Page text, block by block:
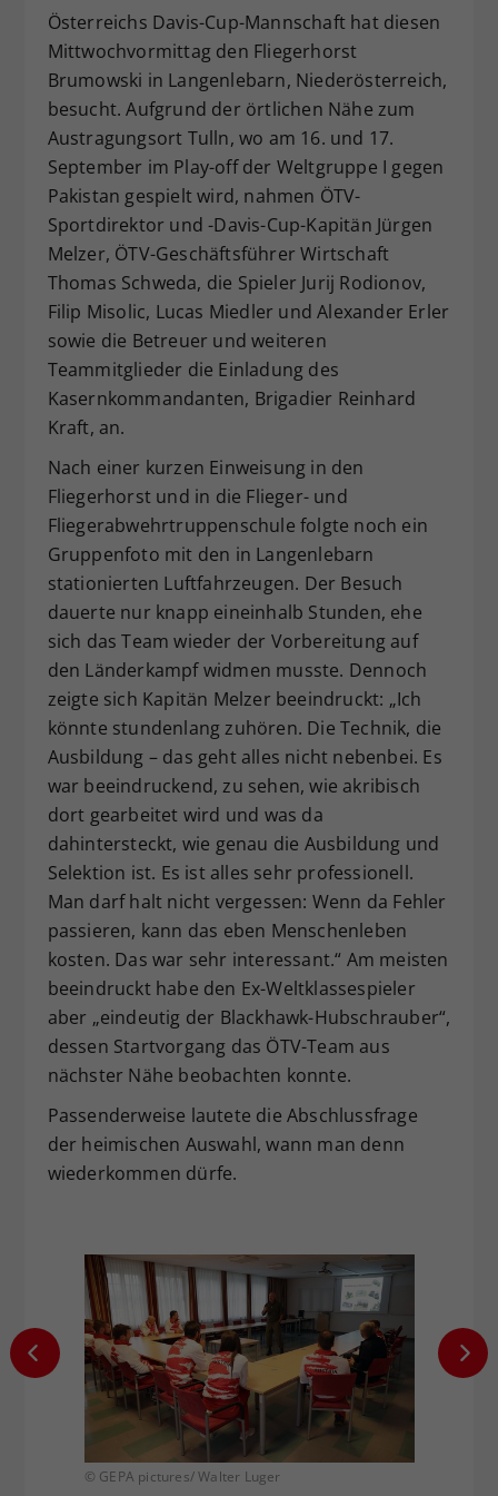
Österreichs Davis-Cup-Mannschaft hat diesen
Mittwochvormittag den Fliegerhorst
Brumowski in Langenlebarn, Niederösterreich,
besucht. Aufgrund der örtlichen Nähe zum
Austragungsort Tulln, wo am 16. und 17.
September im Play-off der Weltgruppe I gegen
Pakistan gespielt wird, nahmen ÖTV-
Sportdirektor und -Davis-Cup-Kapitän Jürgen
Melzer, ÖTV-Geschäftsführer Wirtschaft
Thomas Schweda, die Spieler Jurij Rodionov,
Filip Misolic, Lucas Miedler und Alexander Erler
sowie die Betreuer und weiteren
Teammitglieder die Einladung des
Kasernkommandanten, Brigadier Reinhard
Kraft, an.
Nach einer kurzen Einweisung in den
Fliegerhorst und in die Flieger- und
Fliegerabwehrtruppenschule folgte noch ein
Gruppenfoto mit den in Langenlebarn
stationierten Luftfahrzeugen. Der Besuch
dauerte nur knapp eineinhalb Stunden, ehe
sich das Team wieder der Vorbereitung auf
den Länderkampf widmen musste. Dennoch
zeigte sich Kapitän Melzer beeindruckt: „Ich
könnte stundenlang zuhören. Die Technik, die
Ausbildung – das geht alles nicht nebenbei. Es
war beeindruckend, zu sehen, wie akribisch
dort gearbeitet wird und was da
dahintersteckt, wie genau die Ausbildung und
Selektion ist. Es ist alles sehr professionell.
Man darf halt nicht vergessen: Wenn da Fehler
passieren, kann das eben Menschenleben
kosten. Das war sehr interessant.“ Am meisten
beeindruckt habe den Ex-Weltklassespieler
aber „eindeutig der Blackhawk-Hubschrauber“,
dessen Startvorgang das ÖTV-Team aus
nächster Nähe beobachten konnte.
Passenderweise lautete die Abschlussfrage
der heimischen Auswahl, wann man denn
wiederkommen dürfe.
© GEPA pictures/ Walter Luger
Zweck
Dieser Wert speichert Ihre Consent-
Einstellungen. Unter anderem eine
zufällig generierte ID, für die
historische Speicherung Ihrer
vorgenommen Einstellungen, falls der
Webseiten-Betreiber dies eingestellt
hat.